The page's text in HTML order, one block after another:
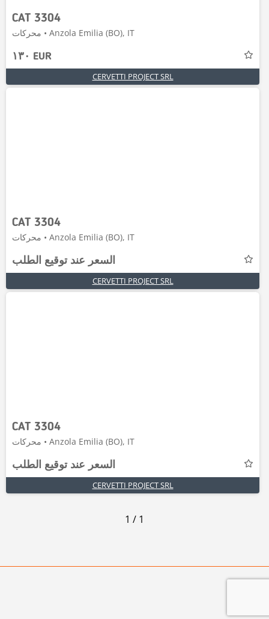
CAT 3304
محركات • Anzola Emilia (BO), IT
١٣٠ EUR
CERVETTI PROJECT SRL
CAT 3304
محركات • Anzola Emilia (BO), IT
السعر عند توقيع الطلب
CERVETTI PROJECT SRL
CAT 3304
محركات • Anzola Emilia (BO), IT
السعر عند توقيع الطلب
CERVETTI PROJECT SRL
1 / 1